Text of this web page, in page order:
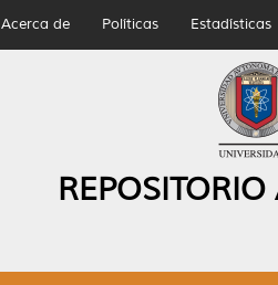
Acerca de Políticas Estadísticas